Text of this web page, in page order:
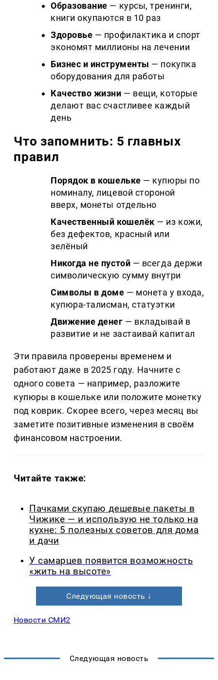
Образование — курсы, тренинги,
книги окупаются в 10 раз
Здоровье — профилактика и спорт
экономят миллионы на лечении
Бизнес и инструменты — покупка
оборудования для работы
Качество жизни — вещи, которые
делают вас счастливее каждый
день
Что запомнить: 5 главных
правил
Порядок в кошельке — купюры по
номиналу, лицевой стороной
вверх, монеты отдельно
Качественный кошелёк — из кожи,
без дефектов, красный или
зелёный
Никогда не пустой — всегда держи
символическую сумму внутри
Символы в доме — монета у входа,
купюра-талисман, статуэтки
Движение денег — вкладывай в
развитие и не застаивай капитал
Эти правила проверены временем и
работают даже в 2025 году. Начните с
одного совета — например, разложите
купюры в кошельке или положите монетку
под коврик. Скорее всего, через месяц вы
заметите позитивные изменения в своём
финансовом настроении.
Читайте также:
Пачками скупаю дешевые пакеты в
Чижике — и использую не только на
кухне: 5 полезных советов для дома
и дачи
У самарцев появится возможность
«жить на высоте»
Следующая новость ↓
Новости СМИ2
Следующая новость